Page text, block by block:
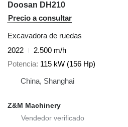
Doosan DH210
Precio a consultar
Excavadora de ruedas
2022
2.500 m/h
Potencia 115 kW (156 Hp)
China, Shanghai
Z&M Machinery